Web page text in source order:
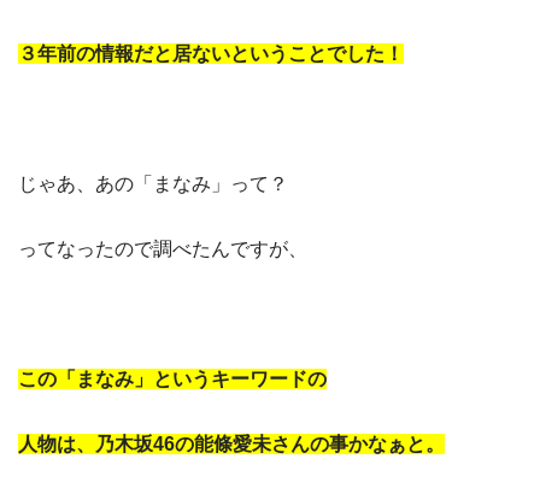
３年前の情報だと居ないということでした！
じゃあ、あの「まなみ」って？
ってなったので調べたんですが、
この「まなみ」というキーワードの
人物は、乃木坂46の能條愛未さんの事かなぁと。